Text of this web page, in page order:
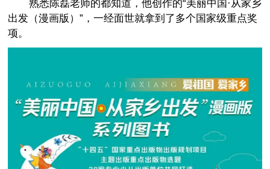
熟悉陈磊老师的都知道，他创作的“美丽中国·从家乡
出发（漫画版）”，一经面世就拿到了多个国家级重点奖
项。